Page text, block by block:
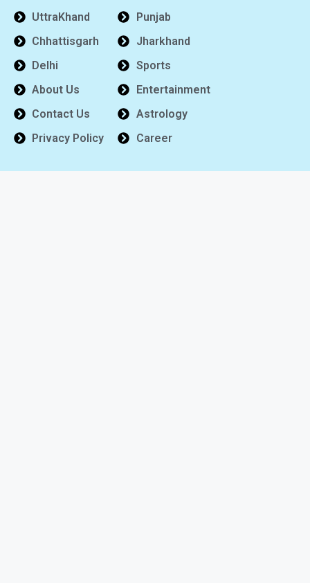
UttraKhand
Chhattisgarh
Delhi
About Us
Contact Us
Privacy Policy
Punjab
Jharkhand
Sports
Entertainment
Astrology
Career